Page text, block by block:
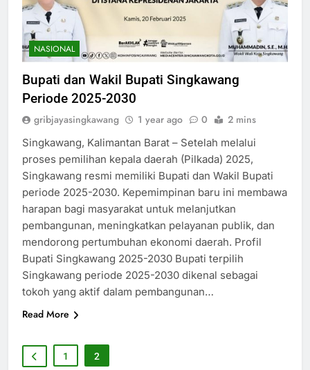
NASIONAL
Bupati dan Wakil Bupati Singkawang
Periode 2025-2030
gribjayasingkawang 1 year ago 0 2 mins
Singkawang, Kalimantan Barat – Setelah melalui
proses pemilihan kepala daerah (Pilkada) 2025,
Singkawang resmi memiliki Bupati dan Wakil Bupati
periode 2025-2030. Kepemimpinan baru ini membawa
harapan bagi masyarakat untuk melanjutkan
pembangunan, meningkatkan pelayanan publik, dan
mendorong pertumbuhan ekonomi daerah. Profil
Bupati Singkawang 2025-2030 Bupati terpilih
Singkawang periode 2025-2030 dikenal sebagai
tokoh yang aktif dalam pembangunan…
Read More
1 2